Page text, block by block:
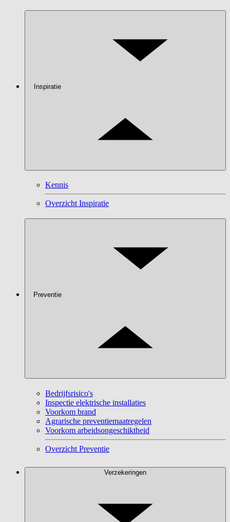
Inspiratie
Kennis
Overzicht Inspiratie
Preventie
Bedrijfsrisico's
Inspectie elektrische installaties
Voorkom brand
Agrarische preventiemaatregelen
Voorkom arbeidsongeschiktheid
Overzicht Preventie
Verzekeringen